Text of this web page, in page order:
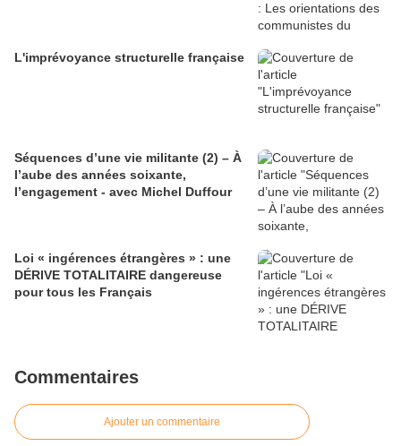
L'imprévoyance structurelle française
Séquences d’une vie militante (2) – À
l’aube des années soixante,
l’engagement - avec Michel Duffour
Loi « ingérences étrangères » : une
DÉRIVE TOTALITAIRE dangereuse
pour tous les Français
Commentaires
Ajouter un commentaire